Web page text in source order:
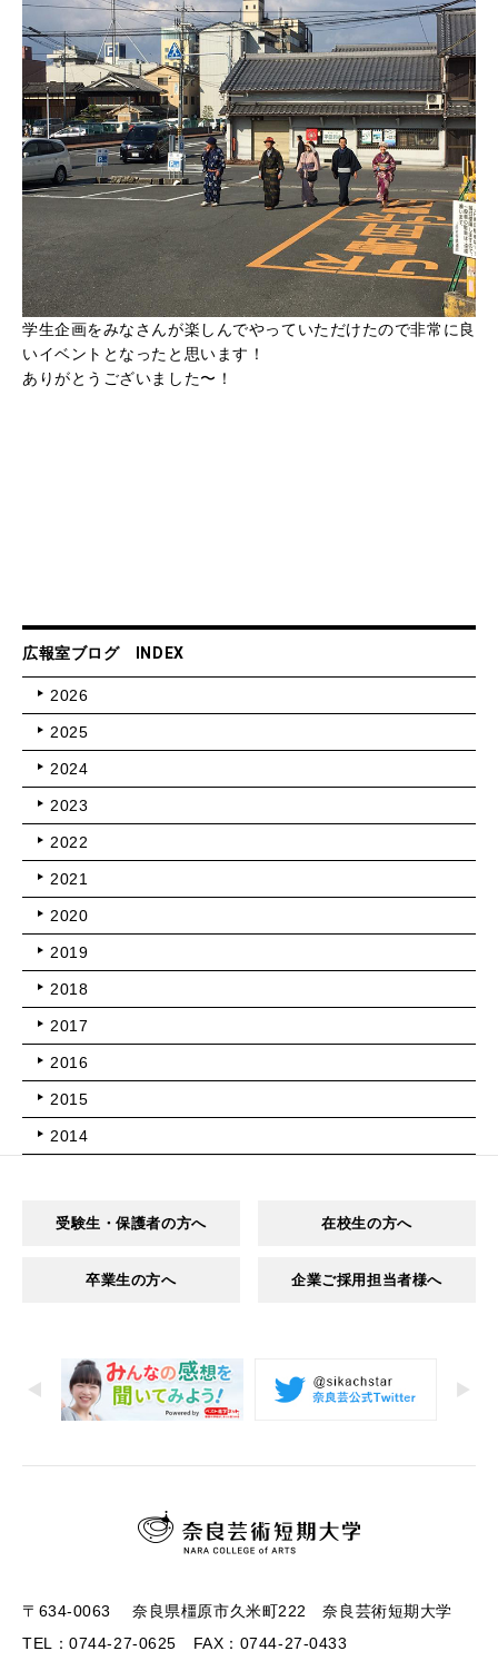
学生企画をみなさんが楽しんでやっていただけたので非常に良
いイベントとなったと思います！
ありがとうございました〜！
広報室ブログ INDEX
2026
2025
2024
2023
2022
2021
2020
2019
2018
2017
2016
2015
2014
受験生・保護者の方へ 在校生の方へ
卒業生の方へ 企業ご採用担当者様へ
〒634-0063 奈良県橿原市久米町222 奈良芸術短期大学
TEL：0744-27-0625 FAX：0744-27-0433